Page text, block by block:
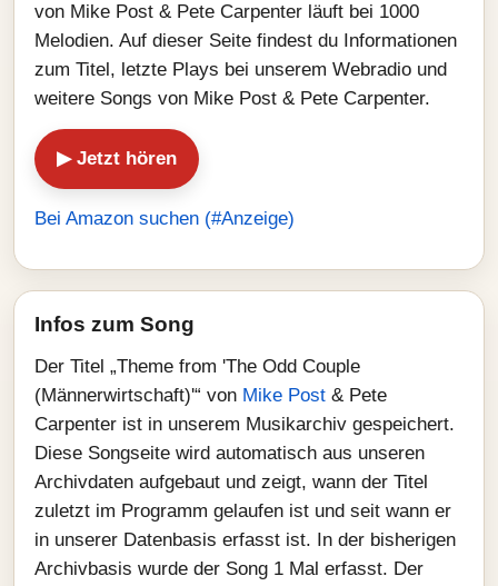
von Mike Post & Pete Carpenter läuft bei 1000
Melodien. Auf dieser Seite findest du Informationen
zum Titel, letzte Plays bei unserem Webradio und
weitere Songs von Mike Post & Pete Carpenter.
▶ Jetzt hören
Bei Amazon suchen (#Anzeige)
Infos zum Song
Der Titel „Theme from 'The Odd Couple
(Männerwirtschaft)'“ von Mike Post & Pete
Carpenter ist in unserem Musikarchiv gespeichert.
Diese Songseite wird automatisch aus unseren
Archivdaten aufgebaut und zeigt, wann der Titel
zuletzt im Programm gelaufen ist und seit wann er
in unserer Datenbasis erfasst ist. In der bisherigen
Archivbasis wurde der Song 1 Mal erfasst. Der